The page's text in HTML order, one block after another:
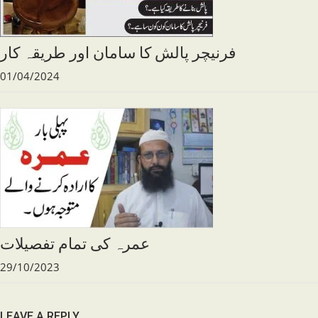
فرنیچر پالش کا سامان اور طریقہ کار
01/04/2024
عمرہ کی تمام تفصیلات
29/10/2023